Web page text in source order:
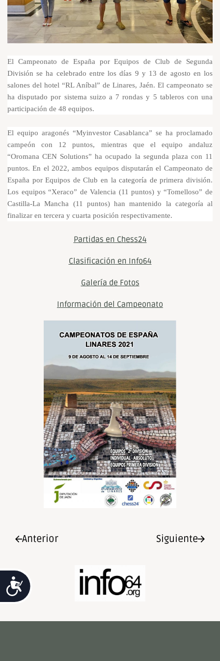
Accesibilidad
El Campeonato de España por Equipos de Club de Segunda
División se ha celebrado entre los días 9 y 13 de agosto en los
salones del hotel “RL Aníbal” de Linares, Jaén. El campeonato se
ha disputado por sistema suizo a 7 rondas y 5 tableros con una
participación de 48 equipos.
El equipo aragonés “Myinvestor Casablanca” se ha proclamado
campeón con 12 puntos, mientras que el equipo andaluz
“Oromana CEN Solutions” ha ocupado la segunda plaza con 11
puntos. En el 2022, ambos equipos disputarán el Campeonato de
España por Equipos de Club en la categoría de primera división.
Los equipos “Xeraco” de Valencia (11 puntos) y “Tomelloso” de
Castilla-La Mancha (11 puntos) han mantenido la categoría al
finalizar en tercera y cuarta posición respectivamente.
Partidas en Chess24
Clasificación en Info64
Galería de Fotos
Información del Campeonato
Anterior Siguiente